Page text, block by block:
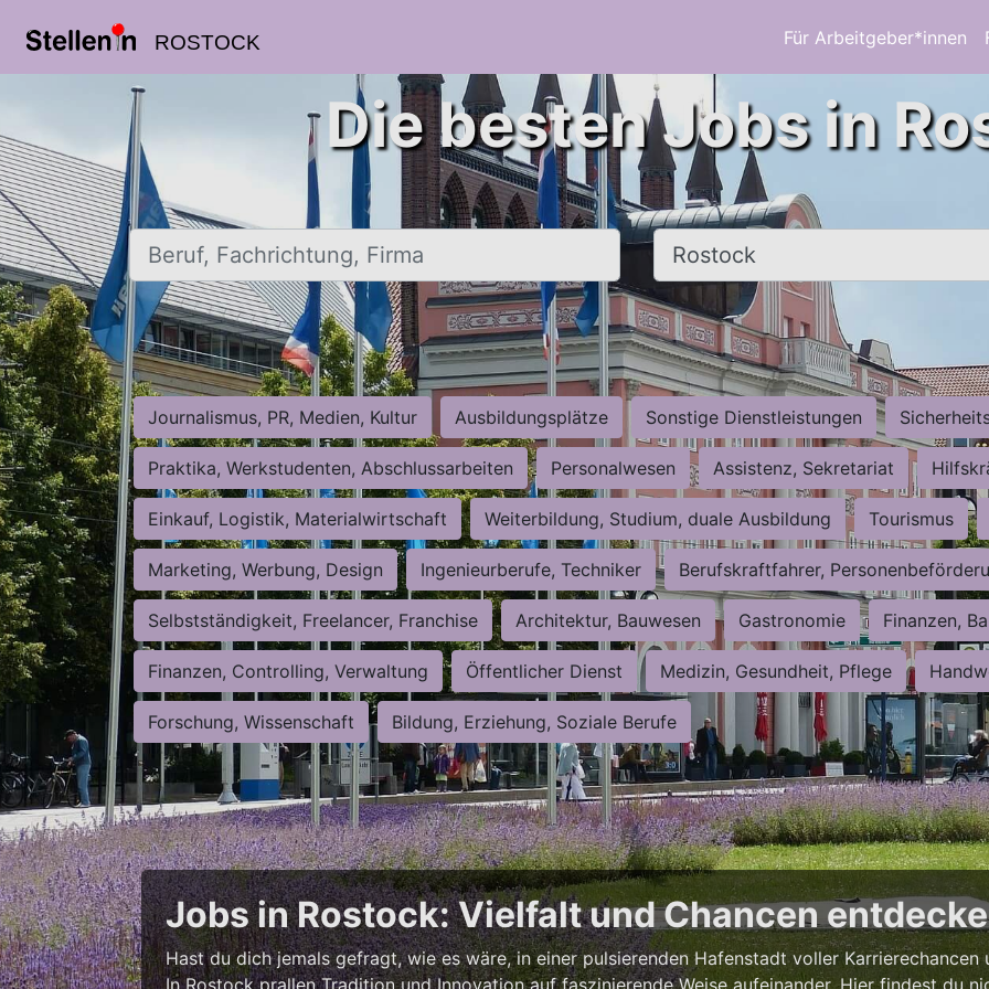
ROSTOCK Für Arbeitgeber*innen
Die besten Jobs in
Beruf, Fachrichtung, Firma Ort, Stadt
Journalismus, PR, Medien, Kultur Ausbildungsplätze Sonstige Dienstleistungen
Praktika, Werkstudenten, Abschlussarbeiten Personalwesen Assistenz, Sekretariat
Einkauf, Logistik, Materialwirtschaft Weiterbildung, Studium, duale Ausbildung Tourismus
Marketing, Werbung, Design Ingenieurberufe, Techniker Berufskraftfahrer,
Selbstständigkeit, Freelancer, Franchise Architektur, Bauwesen Gastronomie Finanzen,
Finanzen, Controlling, Verwaltung Öffentlicher Dienst Medizin, Gesundheit, Pflege
Forschung, Wissenschaft Bildung, Erziehung, Soziale Berufe
Jobs in Rostock: Vielfalt und Chancen
Hast du dich jemals gefragt, wie es wäre, in einer pulsierenden Hafenstadt voller